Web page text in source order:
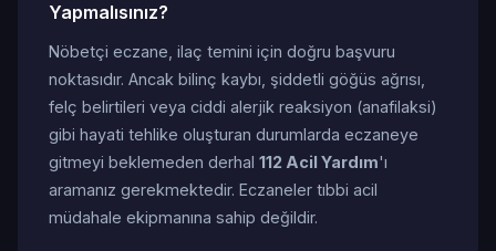
Yapmalısınız?
Nöbetçi eczane, ilaç temini için doğru başvuru
noktasıdır. Ancak bilinç kaybı, şiddetli göğüs ağrısı,
felç belirtileri veya ciddi alerjik reaksiyon (anafilaksi)
gibi hayati tehlike oluşturan durumlarda eczaneye
gitmeyi beklemeden derhal 112 Acil Yardım'ı
aramanız gerekmektedir. Eczaneler tıbbi acil
müdahale ekipmanına sahip değildir.